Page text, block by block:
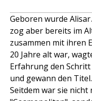
Geboren wurde
zog aber bereits im
zusammen mit ihren
20 Jahre alt war,
Erfahrung den
und gewann den Titel.
Seitdem war sie